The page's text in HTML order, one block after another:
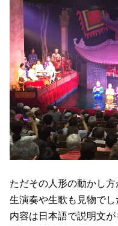
ただその人形の動かし方
生演奏や生歌も見物でし
内容は日本語で説明文